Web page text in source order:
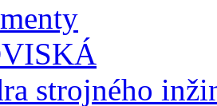
strojného